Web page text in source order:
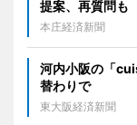
提案、再質問も
本庄経済新聞
河内小阪の「
替わりで
東大阪経済新聞